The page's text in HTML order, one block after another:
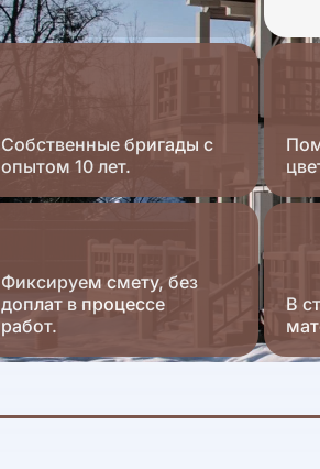
Собственные бригады с
опытом 10 лет.
Фиксируем смету, без
доплат в процессе
работ.
В